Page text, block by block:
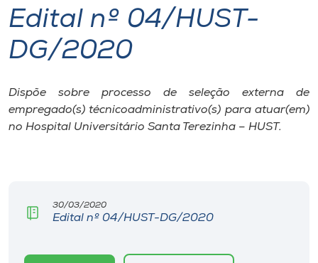
Internacionalização
I.nova
Diplomados
Edital nº 04/HUST-
DG/2020
Dispõe sobre processo de seleção externa de
empregado(s) técnicoadministrativo(s) para atuar(em)
no Hospital Universitário Santa Terezinha – HUST.
30/03/2020
Edital nº 04/HUST-DG/2020